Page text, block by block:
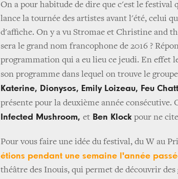
On a pour habitude de dire que c'est le festival
lance la tournée des artistes avant l'été, celui
d'affiche. On y a vu Stromae et Christine and
sera le grand nom francophone de 2016 ?
programmation qui a eu lieu ce jeudi. En effet
son programme dans lequel on trouve le groupe
Katerine, Dionysos, Emily Loizeau, Feu
présente pour la deuxième année consécutive.
Infected Mushroom, et Ben Klock pour ne
Pour vous faire une idée du festival, du W au
étions pendant une semaine l'année
théâtre des Inouis, qui permet de découvrir